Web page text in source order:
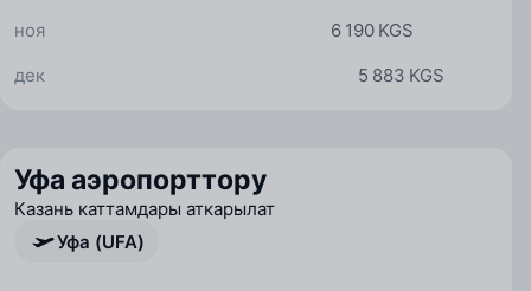
6 190 KGS
ноя
5 883 KGS
дек
Уфа аэропорттору
Казань каттамдары аткарылат
Уфа (UFA)